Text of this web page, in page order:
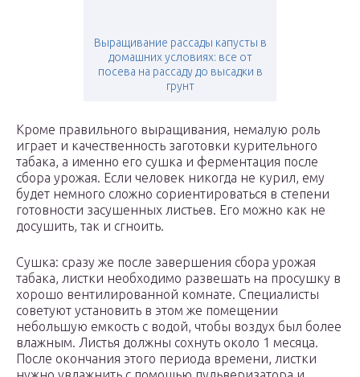
Выращивание рассады капусты в
домашних условиях: все от
посева на рассаду до высадки в
грунт
Кроме правильного выращивания, немалую роль
играет и качественность заготовки курительного
табака, а именно его сушка и ферментация после
сбора урожая. Если человек никогда не курил, ему
будет немного сложно сориентироваться в степени
готовности засушенных листьев. Его можно как не
досушить, так и сгноить.
Сушка: сразу же после завершения сбора урожая
табака, листки необходимо развешать на просушку в
хорошо вентилированной комнате. Специалисты
советуют установить в этом же помещении
небольшую емкость с водой, чтобы воздух был более
влажным. Листья должны сохнуть около 1 месяца.
После окончания этого периода времени, листки